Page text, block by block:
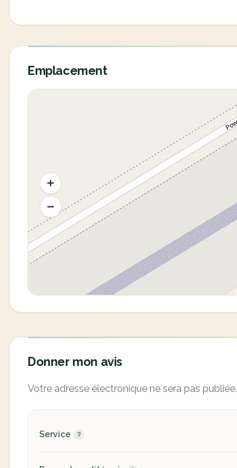
Emplacement
Donner mon avis
Votre adresse électronique ne sera pas publiée.
Service